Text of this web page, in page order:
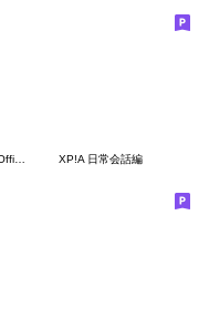
SUPER★DRAGON Official スタンプ XP!A 日常会話編